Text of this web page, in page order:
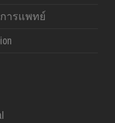
ารแพทย์